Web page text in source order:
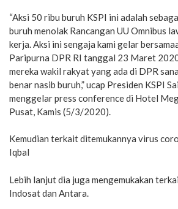
“Aksi 50 ribu buruh KSPI ini adalah
buruh menolak Rancangan UU Omnibus
kerja. Aksi ini sengaja kami gelar
Paripurna DPR RI tanggal 23 Maret
mereka wakil rakyat yang ada di DPR
benar nasib buruh,” ucap Presiden KSPI
menggelar press conference di Hotel
Pusat, Kamis (5/3/2020).
Kemudian terkait ditemukannya virus
Iqbal
Lebih lanjut dia juga mengemukakan
Indosat dan Antara.